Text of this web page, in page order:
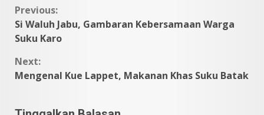
Continue
Reading
Previous:
Si Waluh Jabu, Gambaran Kebersamaan Warga
Suku Karo
Next:
Mengenal Kue Lappet, Makanan Khas Suku Batak